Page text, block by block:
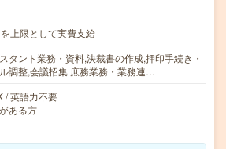
上限として実費支給
タント業務・資料,決裁書の作成,押印手続き・
調整,会議招集 庶務業務・業務連…
/ 英語力不要
ある方